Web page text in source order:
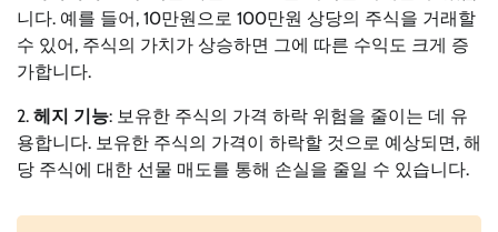
니다. 예를 들어, 10만원으로 100만원 상당의 주식을 거래할
수 있어, 주식의 가치가 상승하면 그에 따른 수익도 크게 증
가합니다.
2. 헤지 기능: 보유한 주식의 가격 하락 위험을 줄이는 데 유
용합니다. 보유한 주식의 가격이 하락할 것으로 예상되면, 해
당 주식에 대한 선물 매도를 통해 손실을 줄일 수 있습니다.